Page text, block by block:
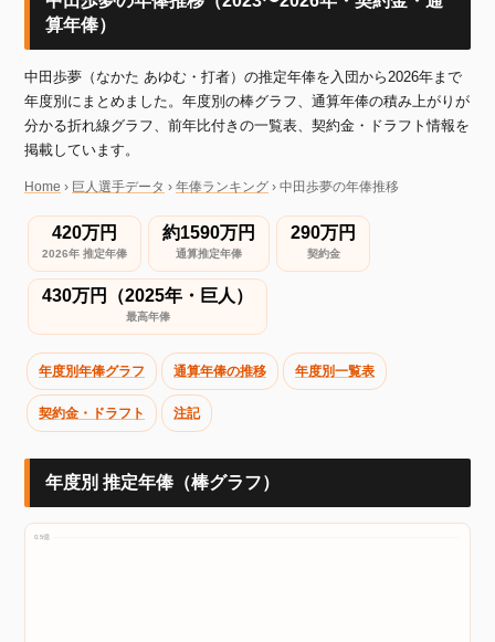
算年俸）
中田歩夢（なかた あゆむ・打者）の推定年俸を入団から2026年まで
年度別にまとめました。年度別の棒グラフ、通算年俸の積み上がりが
分かる折れ線グラフ、前年比付きの一覧表、契約金・ドラフト情報を
掲載しています。
Home › 巨人選手データ › 年俸ランキング › 中田歩夢の年俸推移
420万円
2026年 推定年俸
約1590万円
通算推定年俸
290万円
契約金
430万円（2025年・巨人）
最高年俸
年度別年俸グラフ 通算年俸の推移 年度別一覧表
契約金・ドラフト 注記
年度別 推定年俸（棒グラフ）
0.5億